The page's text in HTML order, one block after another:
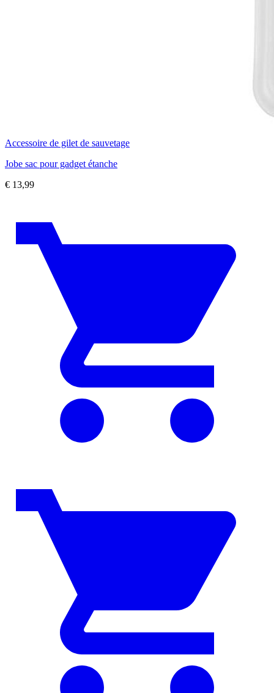
Accessoire de gilet de sauvetage
Jobe sac pour gadget étanche
€ 13,99